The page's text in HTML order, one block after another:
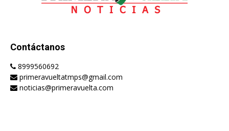
Contáctanos
8999560692
primeravueltatmps@gmail.com
noticias@primeravuelta.com